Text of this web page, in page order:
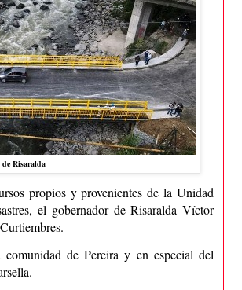
de Risaralda
propios y provenientes de la Unidad
el gobernador de Risaralda Víctor
de Pereira y en especial del